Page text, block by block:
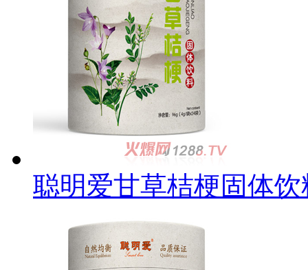
聪明爱甘草桔梗固体饮